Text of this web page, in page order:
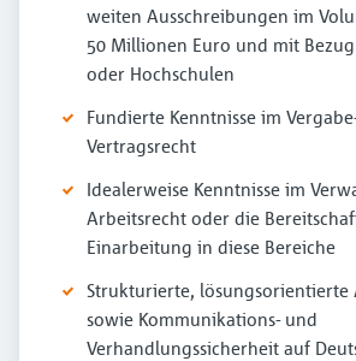
weiten Ausschreibungen im
50 Millionen Euro und mit
oder Hochschulen
Fundierte Kenntnisse im
Vertragsrecht
Idealerweise Kenntnisse im
Arbeitsrecht oder die
Einarbeitung in diese Bereiche
Strukturierte, lösungsorientierte
sowie Kommunikations- und
Verhandlungssicherheit auf